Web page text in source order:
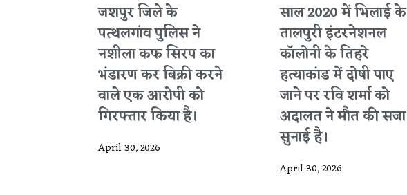
जशपुर जिले के
पत्थलगांव पुलिस ने
नशीला कफ सिरप का
भंडारण कर बिक्री करने
वाले एक आरोपी को
गिरफ्तार किया है।
April 30, 2026
साल 2020 में भिलाई के
तालपुरी इंटरनेशनल
कॉलोनी के तिहरे
हत्याकांड में दोषी पाए
जाने पर रवि शर्मा को
अदालत ने मौत की सजा
सुनाई है।
April 30, 2026